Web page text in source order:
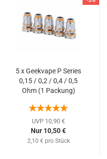
5 x Geekvape P Series
0,15 / 0,2 / 0,4 / 0,5
Ohm (1 Packung)
UVP 10,90 €
Nur 10,50 €
2,10 € pro Stück